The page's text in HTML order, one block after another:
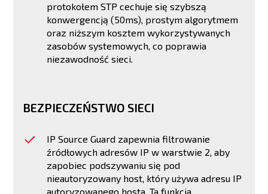
protokołem STP cechuje się szybszą
konwergencją (50ms), prostym algorytmem
oraz niższym kosztem wykorzystywanych
zasobów systemowych, co poprawia
niezawodność sieci.
BEZPIECZEŃSTWO SIECI
IP Source Guard zapewnia filtrowanie
źródłowych adresów IP w warstwie 2, aby
zapobiec podszywaniu się pod
nieautoryzowany host, który używa adresu IP
autoryzowanego hosta. Ta funkcja